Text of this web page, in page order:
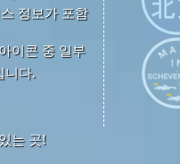
정보가 포함
이콘 중 일부
니다.
는 곳!